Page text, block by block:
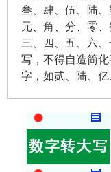
叁、肆、伍、陆、
元、角、分、零、
三、四、五、六
写，不得自造简
字，如贰、陆、亿